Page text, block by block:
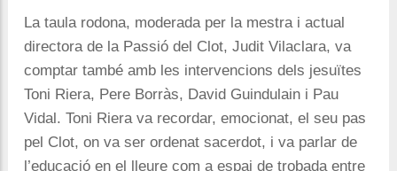
La taula rodona, moderada per la mestra i actual
directora de la Passió del Clot, Judit Vilaclara, va
comptar també amb les intervencions dels jesuïtes
Toni Riera, Pere Borràs, David Guindulain i Pau
Vidal. Toni Riera va recordar, emocionat, el seu pas
pel Clot, on va ser ordenat sacerdot, i va parlar de
l’educació en el lleure com a espai de trobada entre